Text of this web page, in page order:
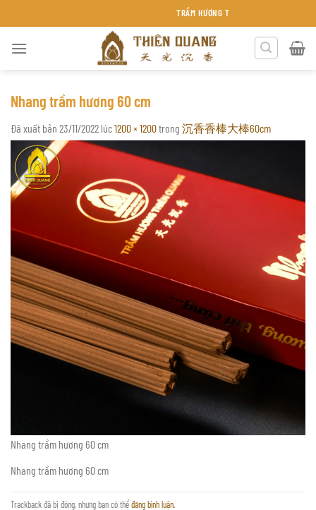
đến
TRẦM HƯƠNG THIÊN QUANG KHÁNH HÒA
Nhang trầm hương 60 cm
Đã xuất bản 23/11/2022 lúc1200 × 1200trong 沉香香棒大棒60cm
Nhang trầm hương 60 cm
Nhang trầm hương 60 cm
Trackback đã bị đóng, nhưng bạn có thểđăng bình luận.